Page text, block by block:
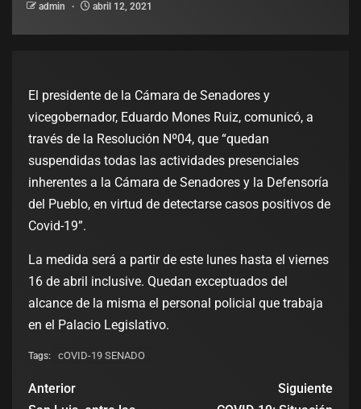
admin abril 12, 2021
El presidente de la Cámara de Senadores y
vicegobernador, Eduardo Mones Ruiz, comunicó, a
través de la Resolución Nº04, que “quedan
suspendidas todas las actividades presenciales
inherentes a la Cámara de Senadores y la Defensoría
del Pueblo, en virtud de detectarse casos positivos de
Covid-19”.
La medida será a partir de este lunes hasta el viernes
16 de abril inclusive. Quedan exceptuados del
alcance de la misma el personal policial que trabaja
en el Palacio Legislativo.
Tags: cOVID-19 SENADO
Anterior
Siguiente